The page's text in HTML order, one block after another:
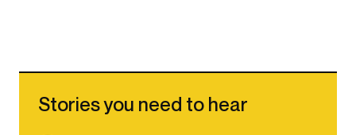
Stories you need to hear